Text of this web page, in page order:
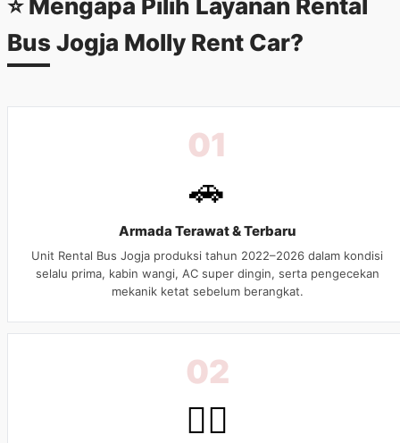
⭐ Mengapa Pilih Layanan Rental
Bus Jogja Molly Rent Car?
01
🚗
Armada Terawat & Terbaru
Unit Rental Bus Jogja produksi tahun 2022–2026 dalam kondisi
selalu prima, kabin wangi, AC super dingin, serta pengecekan
mekanik ketat sebelum berangkat.
02
👨‍✈️